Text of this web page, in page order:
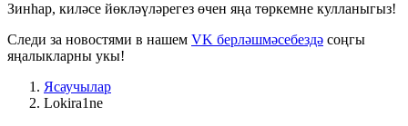
Зинһар, киләсе йөкләүләрегез өчен яңа төркемне кулланыгыз!
Следи за новостями в нашем VK берләшмәсебездә соңгы
яңалыкларны укы!
Ясаучылар
Lokira1ne